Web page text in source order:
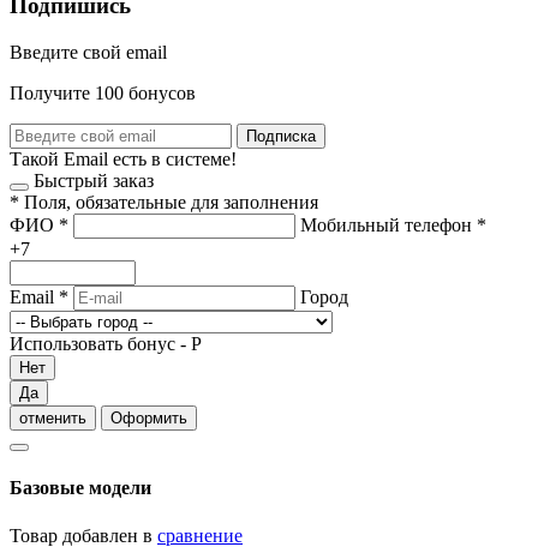
Подпишись
Введите свой email
Получите 100 бонусов
Подписка
Такой Email есть в системе!
Быстрый заказ
* Поля, обязательные для заполнения
ФИО * Мобильный телефон *
+7
Email * Город
Использовать бонус - Р
Нет
Да
отменить
Оформить
Базовые модели
Товар добавлен в сравнение